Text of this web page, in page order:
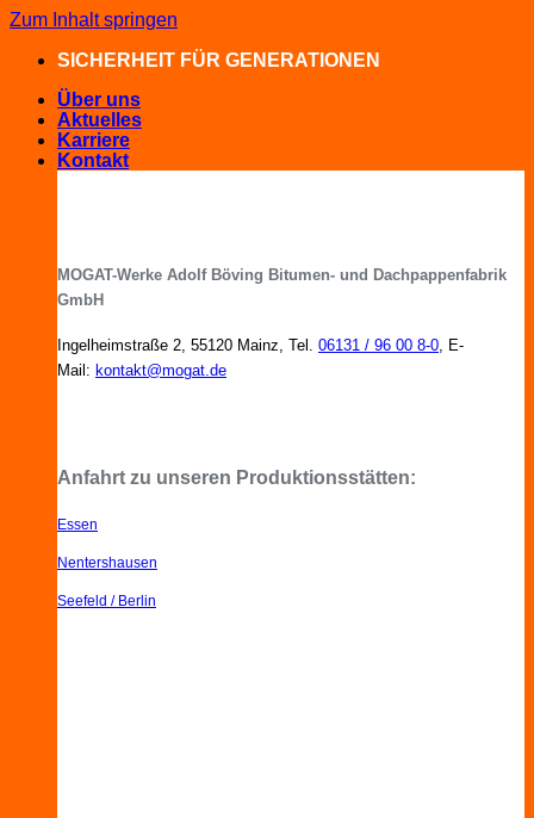
Zum Inhalt springen
SICHERHEIT FÜR GENERATIONEN
Über uns
Aktuelles
Karriere
Kontakt
MOGAT-Werke Adolf Böving Bitumen- und Dachpappenfabrik
GmbH
Ingelheimstraße 2, 55120 Mainz, Tel. 06131 / 96 00 8-0, E-
Mail: kontakt@mogat.de
Anfahrt zu unseren Produktionsstätten:
Essen
Nentershausen
Seefeld / Berlin